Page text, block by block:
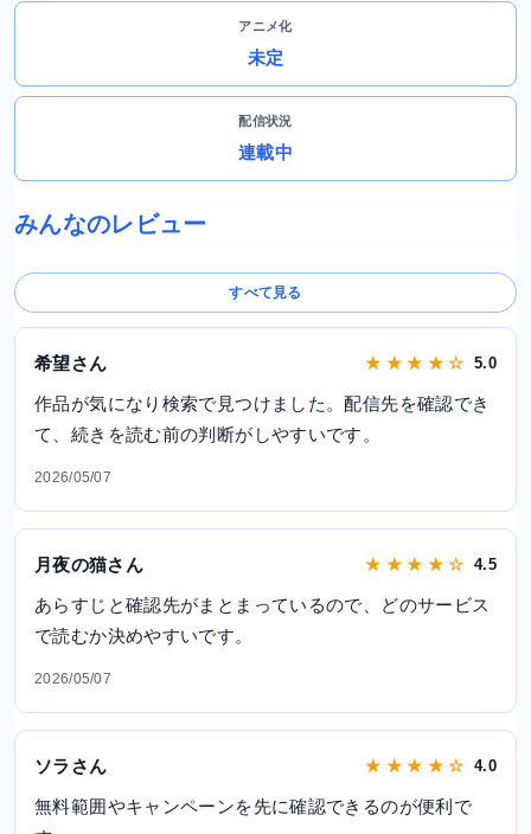
アニメ化
未定
配信状況
連載中
みんなのレビュー
すべて見る
希望さん ★ ★ ★ ★ ☆ 5.0
作品が気になり検索で見つけました。配信先を確認でき
て、続きを読む前の判断がしやすいです。
2026/05/07
月夜の猫さん ★ ★ ★ ★ ☆ 4.5
あらすじと確認先がまとまっているので、どのサービス
で読むか決めやすいです。
2026/05/07
ソラさん ★ ★ ★ ★ ☆ 4.0
無料範囲やキャンペーンを先に確認できるのが便利で